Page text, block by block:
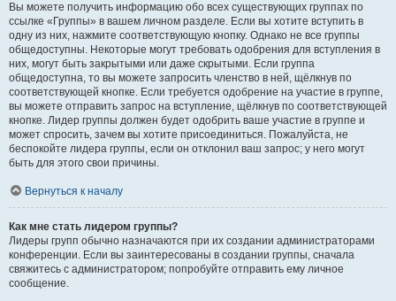
Вы можете получить информацию обо всех существующих группах по
ссылке «Группы» в вашем личном разделе. Если вы хотите вступить в
одну из них, нажмите соответствующую кнопку. Однако не все группы
общедоступны. Некоторые могут требовать одобрения для вступления в
них, могут быть закрытыми или даже скрытыми. Если группа
общедоступна, то вы можете запросить членство в ней, щёлкнув по
соответствующей кнопке. Если требуется одобрение на участие в группе,
вы можете отправить запрос на вступление, щёлкнув по соответствующей
кнопке. Лидер группы должен будет одобрить ваше участие в группе и
может спросить, зачем вы хотите присоединиться. Пожалуйста, не
беспокойте лидера группы, если он отклонил ваш запрос; у него могут
быть для этого свои причины.
Вернуться к началу
Как мне стать лидером группы?
Лидеры групп обычно назначаются при их создании администраторами
конференции. Если вы заинтересованы в создании группы, сначала
свяжитесь с администратором; попробуйте отправить ему личное
сообщение.